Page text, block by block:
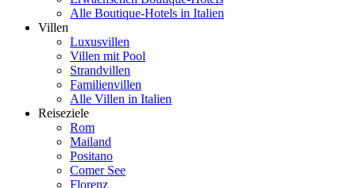
Alle Boutique-Hotels in Italien
Villen
Luxusvillen
Villen mit Pool
Strandvillen
Familienvillen
Alle Villen in Italien
Reiseziele
Rom
Mailand
Positano
Comer See
Florenz